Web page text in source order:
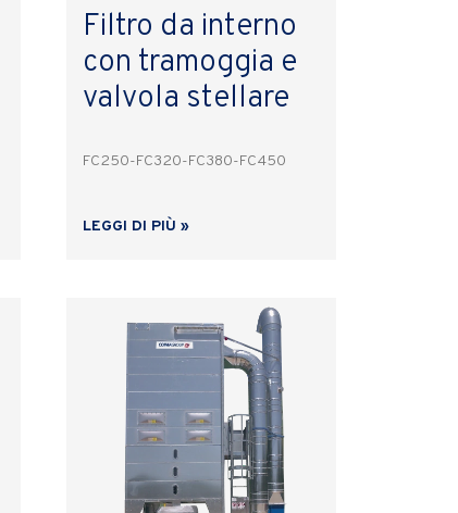
Filtro da interno
con tramoggia e
valvola stellare
FC250-FC320-FC380-FC450
LEGGI DI PIÙ »